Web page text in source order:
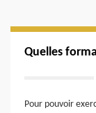
Quelles
Pour pouvoir